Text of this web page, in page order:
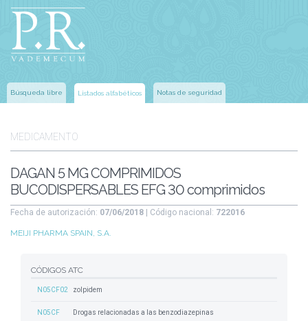
Búsqueda libre Listados alfabéticos Notas de seguridad
MEDICAMENTO
DAGAN 5 MG COMPRIMIDOS
BUCODISPERSABLES EFG 30 comprimidos
Fecha de autorización: 07/06/2018 | Código nacional: 722016
MEIJI PHARMA SPAIN, S.A.
CÓDIGOS ATC
N05CF02 zolpidem
N05CF Drogas relacionadas a las benzodiazepinas